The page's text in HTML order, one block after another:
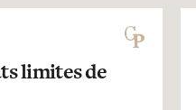
limites de